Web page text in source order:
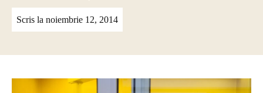
Scris la noiembrie 12, 2014